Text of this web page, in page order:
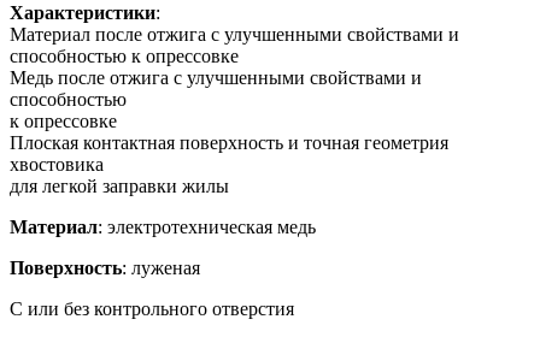
Характеристики:
Материал после отжига с улучшенными свойствами и
способностью к опрессовке
Медь после отжига с улучшенными свойствами и
способностью
к опрессовке
Плоская контактная поверхность и точная геометрия
хвостовика
для легкой заправки жилы
Материал: электротехническая медь
Поверхность: луженая
С или без контрольного отверстия